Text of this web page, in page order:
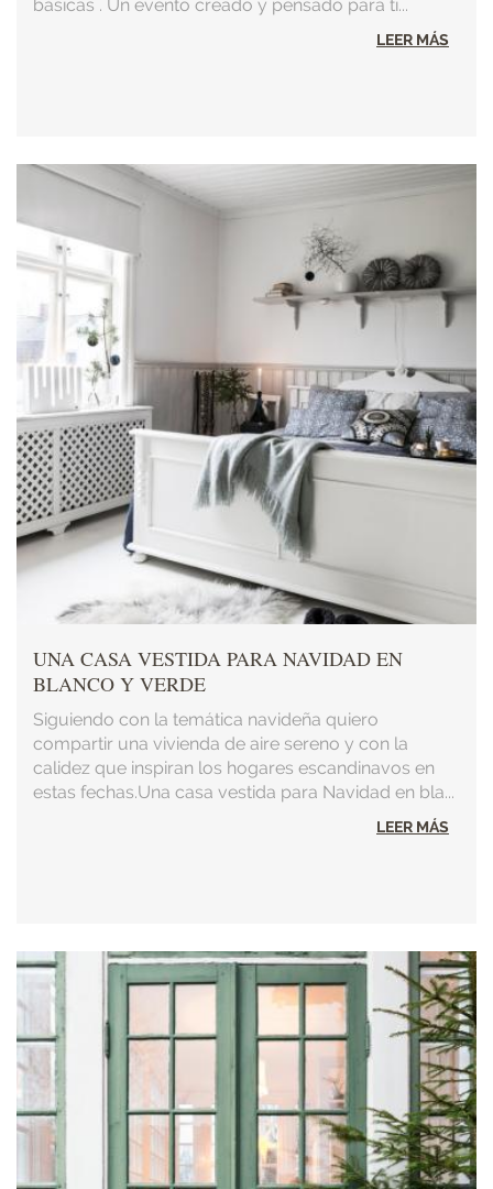
básicas . Un evento creado y pensado para ti...
LEER MÁS
UNA CASA VESTIDA PARA NAVIDAD EN
BLANCO Y VERDE
Siguiendo con la temática navideña quiero
compartir una vivienda de aire sereno y con la
calidez que inspiran los hogares escandinavos en
estas fechas.Una casa vestida para Navidad en bla...
LEER MÁS